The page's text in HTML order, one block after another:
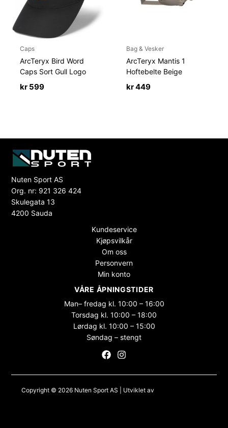
Caps
ArcTeryx Bird Word
Caps Sort Gull Logo
kr 599
Bag & Vesker
ArcTeryx Mantis 1
Hoftebelte Beige
kr449
Nuten Sport AS
Org. nr: 921 326 424
Skulegata 13
4200 Sauda
Kundeservice
Kjøpsvilkår
Om oss
Personvern
Min konto
VÅRE ÅPNINGSTIDER
Man– fredag kl. 10:00 – 16:00
Torsdag kl. 10:00 – 18:00
Lørdag kl. 10:00 – 15:00
Søndag – stengt
Copyright © 2026 Nuten Sport AS | Utviklet av